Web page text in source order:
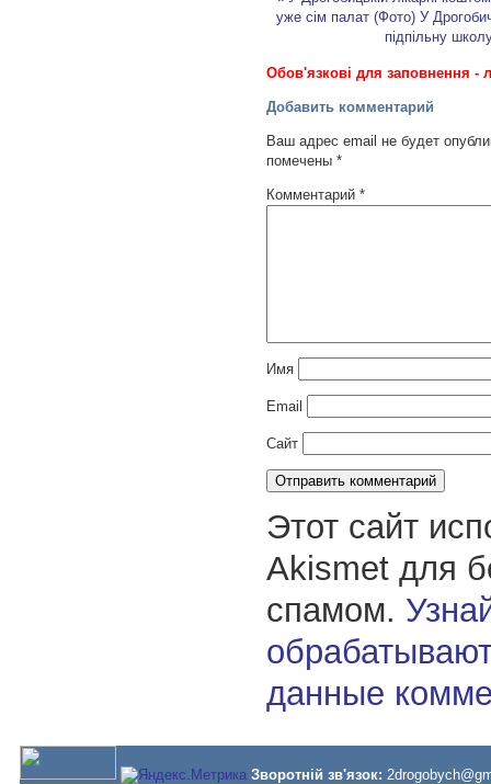
уже сім палат (Фото) У
підпільну
Обов'язкові для заповнення -
Добавить комментарий
Ваш адрес email не будет
помечены *
Комментарий *
Имя
Email
Сайт
Этот сайт
Akismet для
спамом.
данные
Зворотній зв'язок: